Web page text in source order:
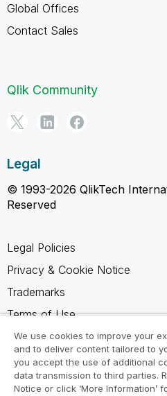
Global Offices
Contact Sales
Qlik Community
Legal
© 1993-2026 QlikTech
Reserved
Legal Policies
Privacy & Cookie Notice
Trademarks
Terms of Use
Legal Agreements
Product Terms
Do not share my info
We use cookies to improve your
and to deliver content tailored to
you accept the use of additional
data transmission to third parties.
Notice or click ‘More Information’